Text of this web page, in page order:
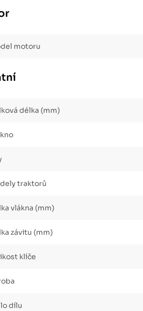
motoru
délka (mm)
traktorů
vlákna (mm)
závitu (mm)
klíče
dílu